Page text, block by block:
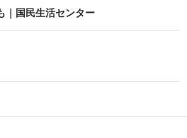
｜国民生活センター